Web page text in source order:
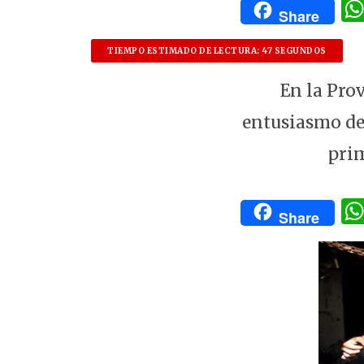
Share
TIEMPO ESTIMADO DE LECTURA: 47 SEGUNDOS
En la
entusiasmo
Share